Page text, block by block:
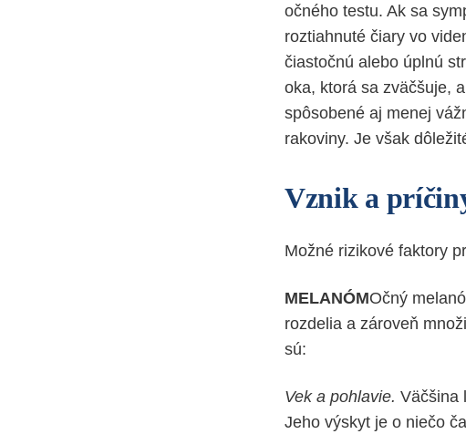
očného testu. Ak sa
roztiahnuté čiary vo
čiastočnú alebo úplnú
oka, ktorá sa zväčšuje,
spôsobené aj menej
rakoviny. Je však
Vznik a
Možné rizikové faktory
MELANÓMOčný
rozdelia a zároveň
sú:
Vek a pohlavie. Väčšina
Jeho výskyt je o niečo